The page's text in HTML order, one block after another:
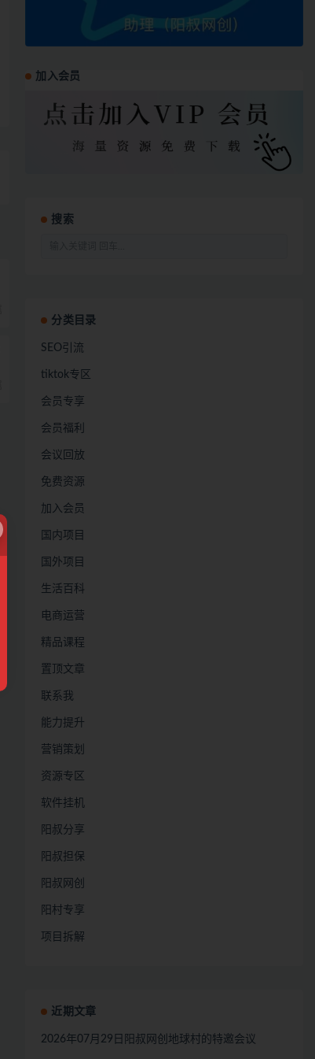
加入会员
搜索
分类目录
SEO引流
tiktok专区
会员专享
会员福利
会议回放
免费资源
加入会员
国内项目
国外项目
生活百科
电商运营
精品课程
置顶文章
联系我
能力提升
营销策划
资源专区
软件挂机
阳叔分享
阳叔担保
阳叔网创
阳村专享
项目拆解
近期文章
2026年07月29日阳叔网创地球村的特邀会议